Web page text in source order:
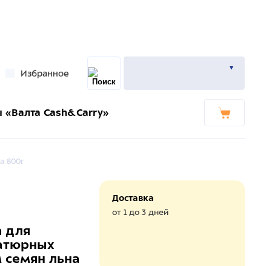
Избранное
«Валта Cash&Carry»
800г
для
семян льна
Доставка
от 1 до 3 дней